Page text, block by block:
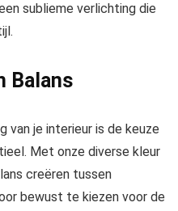
sublieme verlichting die
Balans
van je interieur is de keuze
Met onze diverse kleur
creëren tussen
bewust te kiezen voor de